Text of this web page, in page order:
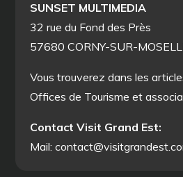
SUNSET MULTIMEDIA
32 rue du Fond des Près
57680 CORNY-SUR-
Vous trouverez dans les
Offices de Tourisme et
Contact Visit Grand Est:
Mail: